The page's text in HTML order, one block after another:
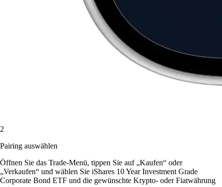
2
Pairing auswählen
Öffnen Sie das Trade-Menü, tippen Sie auf „Kaufen“ oder
„Verkaufen“ und wählen Sie iShares 10 Year Investment Grade
Corporate Bond ETF und die gewünschte Krypto- oder Fiatwährung